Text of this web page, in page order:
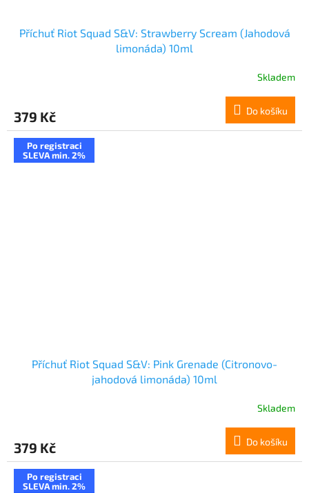
Příchuť Riot Squad S&V: Strawberry Scream (Jahodová
limonáda) 10ml
Skladem
379 Kč Do košíku
Po registraci
SLEVA min. 2%
Příchuť Riot Squad S&V: Pink Grenade (Citronovo-
jahodová limonáda) 10ml
Skladem
379 Kč Do košíku
Po registraci
SLEVA min. 2%